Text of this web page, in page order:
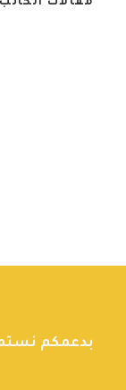
مقالات الكاتب
بدعمكم